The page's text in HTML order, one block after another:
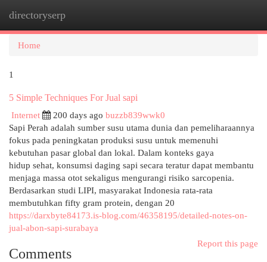
directoryserp
Home
1
5 Simple Techniques For Jual sapi
Internet
200 days ago buzzb839wwk0
Sapi Perah adalah sumber susu utama dunia dan pemeliharaannya
fokus pada peningkatan produksi susu untuk memenuhi
kebutuhan pasar global dan lokal. Dalam konteks gaya
hidup sehat, konsumsi daging sapi secara teratur dapat membantu
menjaga massa otot sekaligus mengurangi risiko sarcopenia.
Berdasarkan studi LIPI, masyarakat Indonesia rata-rata
membutuhkan fifty gram protein, dengan 20
https://darxbyte84173.is-blog.com/46358195/detailed-notes-on-
jual-abon-sapi-surabaya
Report this page
Comments